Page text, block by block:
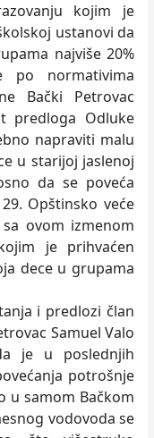
kojim je
ustanovi da
najviše 20%
normativima
Bački Petrovac
predloga Odluke
napraviti malu
u starijoj jaslenoj
da se poveća
Opštinsko veće
ovom izmenom
je prihvaćen
dece u grupama
i predlozi član
Samuel Valo
je u poslednjih
potrošnje
u samom Bačkom
vodovoda se